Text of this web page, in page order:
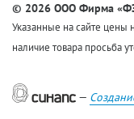
© 2026 ООО Фирма
Указанные на сайте цены
наличие товара просьба
—